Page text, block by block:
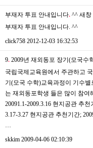
부재자 투표 안내입니다. ^^ 새창
부재자 투표 안내입니다. ^^
click758 2012-12-03 16:32:53
9. 2009년 재외동포 장기(모국수
국립국제교육원에서 주관하고
기(모국 수학)교육과정이 기수
는 재외동포학생 들은 많이 참여
20091.1-2009.3.16 현지공관 추천
3.17-3.27 현지공관 추천기간;
…
skkim 2009-04-06 02:10:39